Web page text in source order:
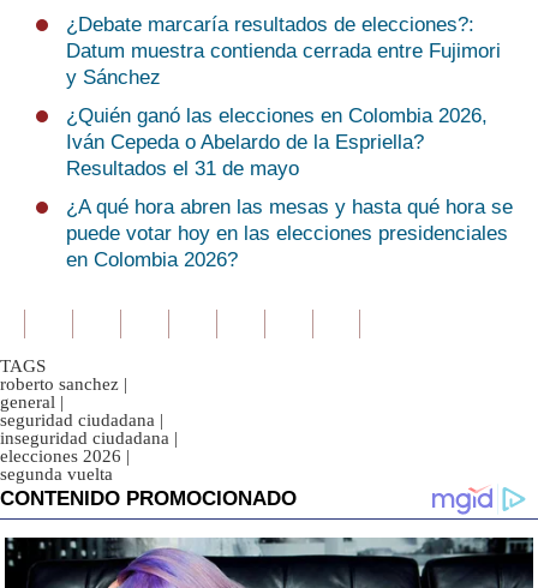
¿Debate marcaría resultados de elecciones?:
Datum muestra contienda cerrada entre Fujimori
y Sánchez
¿Quién ganó las elecciones en Colombia 2026,
Iván Cepeda o Abelardo de la Espriella?
Resultados el 31 de mayo
¿A qué hora abren las mesas y hasta qué hora se
puede votar hoy en las elecciones presidenciales
en Colombia 2026?
TAGS
roberto sanchez |
general |
seguridad ciudadana |
inseguridad ciudadana |
elecciones 2026 |
segunda vuelta